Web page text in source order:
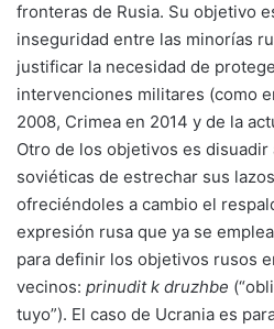
fronteras de Rusia. Su objetivo
inseguridad entre las minorías
justificar la necesidad de
intervenciones militares (como
2008, Crimea en 2014 y de la
Otro de los objetivos es disuadir
soviéticas de estrechar sus
ofreciéndoles a cambio el
expresión rusa que ya se
para definir los objetivos rusos
vecinos: prinudit k druzhbe
tuyo”). El caso de Ucrania es